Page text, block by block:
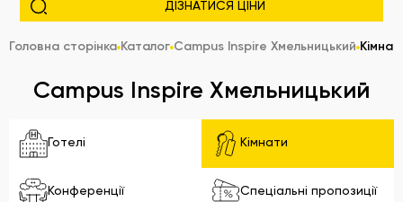
Головна сторінка Каталог Campus Inspire Хмельницький
Campus Inspire Хмельницький
Готелі Кімнати
Конференції Спеціальні пропозиції